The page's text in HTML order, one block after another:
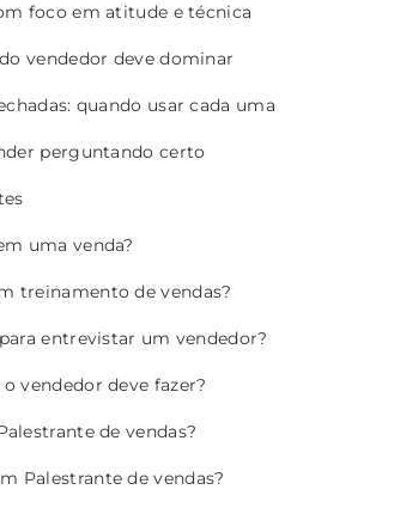
foco em atitude e técnica
vendedor deve dominar
quando usar cada uma
perguntando certo
uma venda?
treinamento de vendas?
entrevistar um vendedor?
vendedor deve fazer?
de vendas?
Palestrante de vendas?